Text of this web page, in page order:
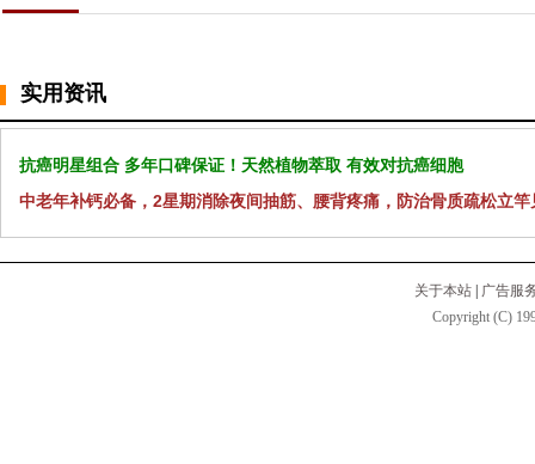
实用资讯
抗癌明星组合 多年口碑保证！天然植物萃取 有效对抗癌细胞
中老年补钙必备，2星期消除夜间抽筋、腰背疼痛，防治骨质疏松立竿
关于本站
广告服
Copyright (C)